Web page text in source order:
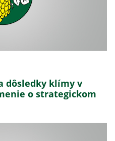
dôsledky klímy v
o strategickom